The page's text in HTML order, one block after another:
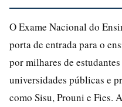
O Exame Nacional do
porta de entrada para o
por milhares de
universidades públicas e
como Sisu, Prouni e Fies.